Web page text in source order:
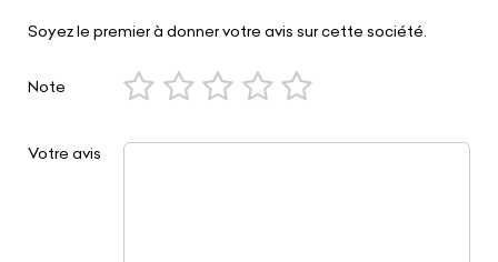
Soyez le premier à donner votre avis sur cette société.
Note
Votre avis